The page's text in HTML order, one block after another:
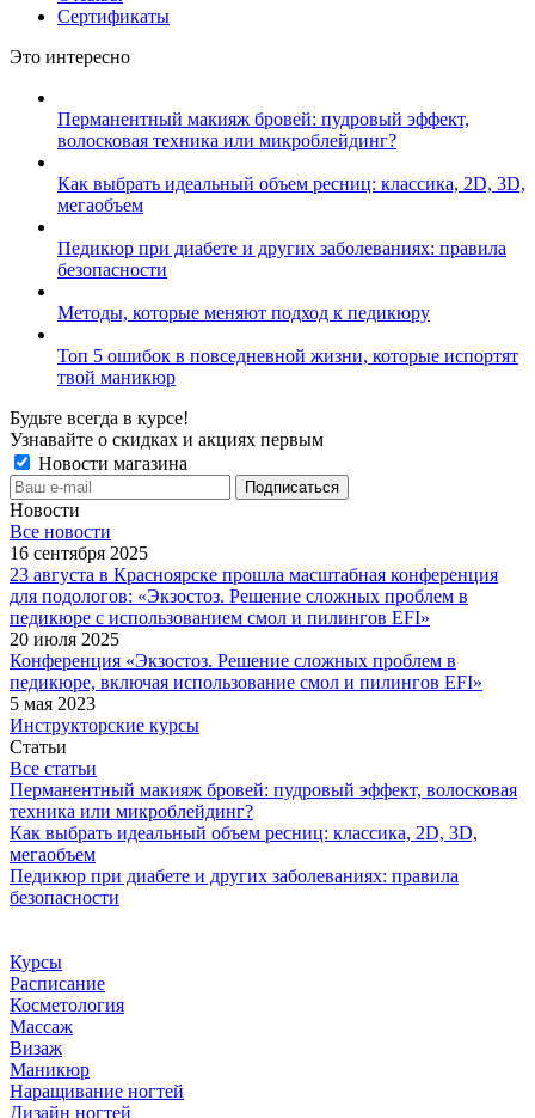
Сертификаты
Это интересно
Перманентный макияж бровей: пудровый эффект,
волосковая техника или микроблейдинг?
Как выбрать идеальный объем ресниц: классика, 2D, 3D,
мегаобъем
Педикюр при диабете и других заболеваниях: правила
безопасности
Методы, которые меняют подход к педикюру
Топ 5 ошибок в повседневной жизни, которые испортят
твой маникюр
Будьте всегда в курсе!
Узнавайте о скидках и акциях первым
Новости магазина
Новости
Все новости
16 сентября 2025
23 августа в Красноярске прошла масштабная конференция
для подологов: «Экзостоз. Решение сложных проблем в
педикюре с использованием смол и пилингов EFI»
20 июля 2025
Конференция «Экзостоз. Решение сложных проблем в
педикюре, включая использование смол и пилингов EFI»
5 мая 2023
Инструкторские курсы
Статьи
Все статьи
Перманентный макияж бровей: пудровый эффект, волосковая
техника или микроблейдинг?
Как выбрать идеальный объем ресниц: классика, 2D, 3D,
мегаобъем
Педикюр при диабете и других заболеваниях: правила
безопасности
Курсы
Расписание
Косметология
Массаж
Визаж
Маникюр
Наращивание ногтей
Дизайн ногтей